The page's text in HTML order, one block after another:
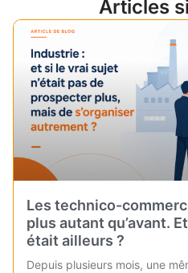
Articles
Les technico-
plus autant qu’avant.
était ailleurs ?
Depuis plusieurs mois, une